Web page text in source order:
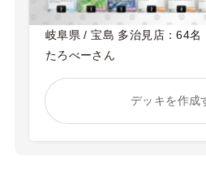
岐阜県 / 宝島 多治見店：64名
たろべーさん
デッキを作成